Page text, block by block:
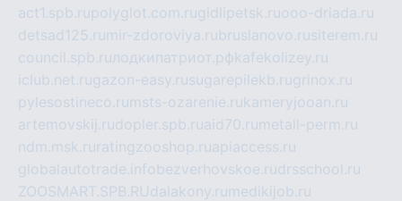
act1.spb.rupolyglot.com.rugidlipetsk.ruooo-driada.ru
detsad125.ru mir-zdoroviya.rubruslanovo.rusiterem.ru
council.spb.ruлодкипатриот.рфkafekolizey.ru
iclub.net.rugazon-easy.rusugarepilekb.rugrinox.ru
pylesostineco.ru msts-ozarenie.rukameryjooan.ru
artemovskij.rudopler.spb.ruaid70.ru metall-perm.ru
ndm.msk.ru ratingzooshop.ruapiaccess.ru
globalautotrade.info bezverhovskoe.rudrsschool.ru
ZOOSMART.SPB.RUdalakony.ru medikijob.ru